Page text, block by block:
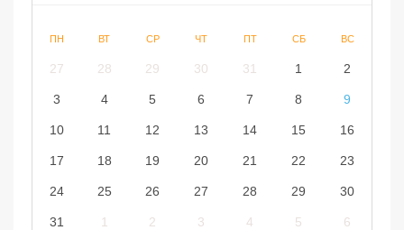
ПН ВТ СР ЧТ ПТ СБ ВС
27 28 29 30 31 1 2
3 4 5 6 7 8 9
10 11 12 13 14 15 16
17 18 19 20 21 22 23
24 25 26 27 28 29 30
31 1 2 3 4 5 6